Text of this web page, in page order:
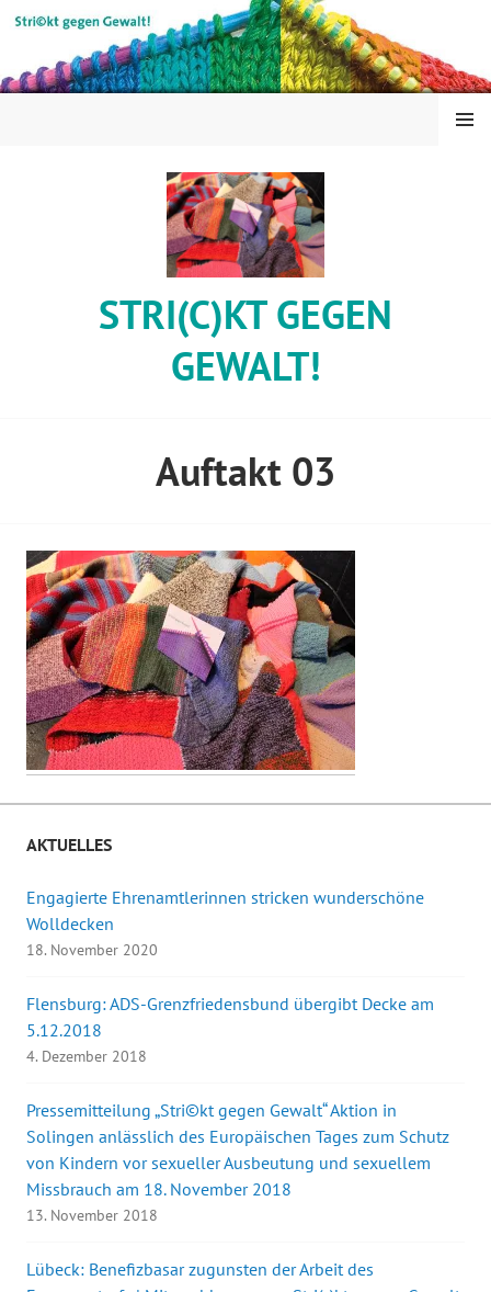
Springe
Inhalt
STRI(C)KT GEGEN
GEWALT!
MENÜ
Auftakt 03
AKTUELLES
Engagierte Ehrenamtlerinnen stricken wunderschöne
Wolldecken
18. November 2020
Flensburg: ADS-Grenzfriedensbund übergibt Decke am
5.12.2018
4. Dezember 2018
Pressemitteilung „Stri©kt gegen Gewalt“ Aktion in
Solingen anlässlich des Europäischen Tages zum Schutz
von Kindern vor sexueller Ausbeutung und sexuellem
Missbrauch am 18. November 2018
13. November 2018
Lübeck: Benefizbasar zugunsten der Arbeit des